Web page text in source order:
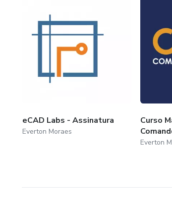
eCAD Labs - Assinatura
Everton Moraes
Curso
Everton